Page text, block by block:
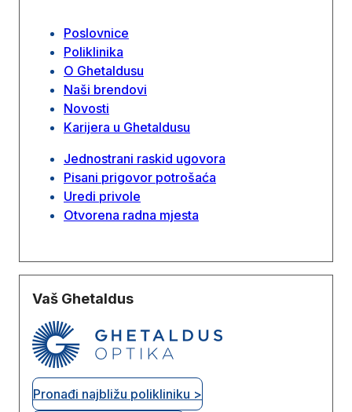
Poslovnice
Poliklinika
O Ghetaldusu
Naši brendovi
Novosti
Karijera u Ghetaldusu
Jednostrani raskid ugovora
Pisani prigovor potrošaća
Uredi privole
Otvorena radna mjesta
Vaš Ghetaldus
Pronađi najbližu polikliniku >